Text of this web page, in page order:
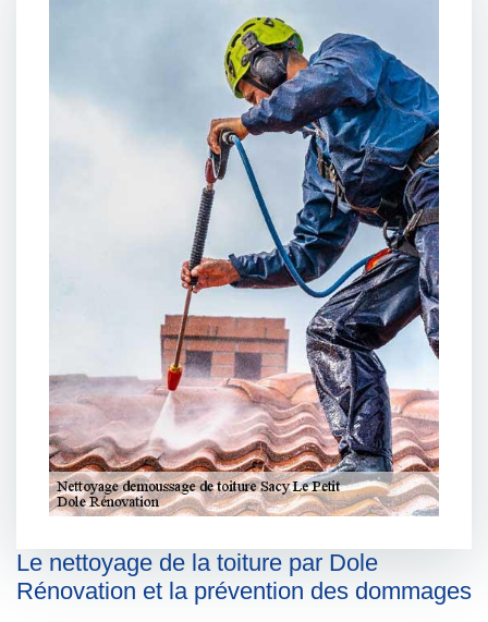
Le nettoyage de la toiture par Dole
Rénovation et la prévention des dommages